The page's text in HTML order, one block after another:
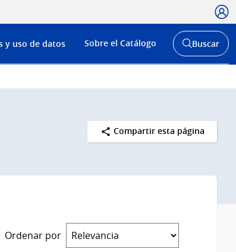
Menú
de
y uso de datos Sobre el Catálogo
Abrir
buscador
Buscar
Compartir esta página
Ordenar por